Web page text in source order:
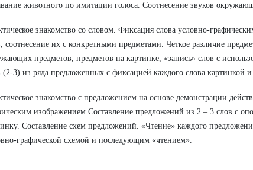
животного по имитации голоса. Соотнесение звуков
знакомство со словом. Фиксация слова условно-
соотнесение их с конкретными предметами. Четкое различие
предметов, предметов на картинке, «запись» слов с
(2-3) из ряда предложенных с фиксацией каждого слова картинкой
знакомство с предложением на основе демонстрации
изображением.Составление предложений из 2 – 3 слов с
Составление схем предложений. «Чтение» каждого
графической схемой и последующим «чтением».